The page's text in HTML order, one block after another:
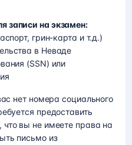
записи на экзамен:
грин-карта и т.д.)
в Неваде
(SSN) или
нет номера социального
предоставить
вы не имеете права на
письмо из